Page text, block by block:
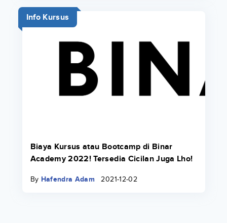
Info Kursus
Biaya Kursus atau Bootcamp di Binar
Academy 2022! Tersedia Cicilan Juga Lho!
By Hafendra Adam 2021-12-02